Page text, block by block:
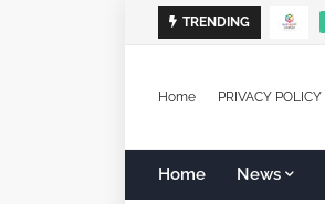
TRENDING
Home PRIVACY POLICY
Home News